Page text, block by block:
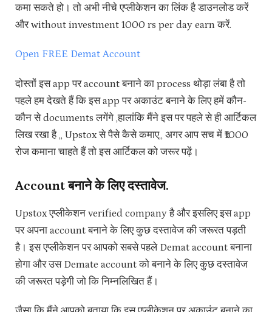
कमा सकते हो। तो अभी नीचे एप्लीकेशन का लिंक है डाउनलोड करें
और without investment 1000 rs per day earn करें.
Open FREE Demat Account
दोस्तों इस app पर account बनाने का process थोड़ा लंबा है तो
पहले हम देखते हैं कि इस app पर अकाउंट बनाने के लिए हमें कौन-
कौन से documents लगेंगे ,हालांकि मैंने इस पर पहले से ही आर्टिकल
लिख रखा है ,, Upstox से पैसे कैसे कमाए,, अगर आप सच में ₹1000
रोज कमाना चाहते हैं तो इस आर्टिकल को जरूर पढ़ें।
Account बनाने के लिए दस्तावेज.
Upstox एप्लीकेशन verified company है और इसलिए इस app
पर अपना account बनाने के लिए कुछ दस्तावेज की जरूरत पड़ती
है। इस एप्लीकेशन पर आपको सबसे पहले Demat account बनाना
होगा और उस Demate account को बनाने के लिए कुछ दस्तावेज
की जरूरत पड़ेगी जो कि निम्नलिखित हैं।